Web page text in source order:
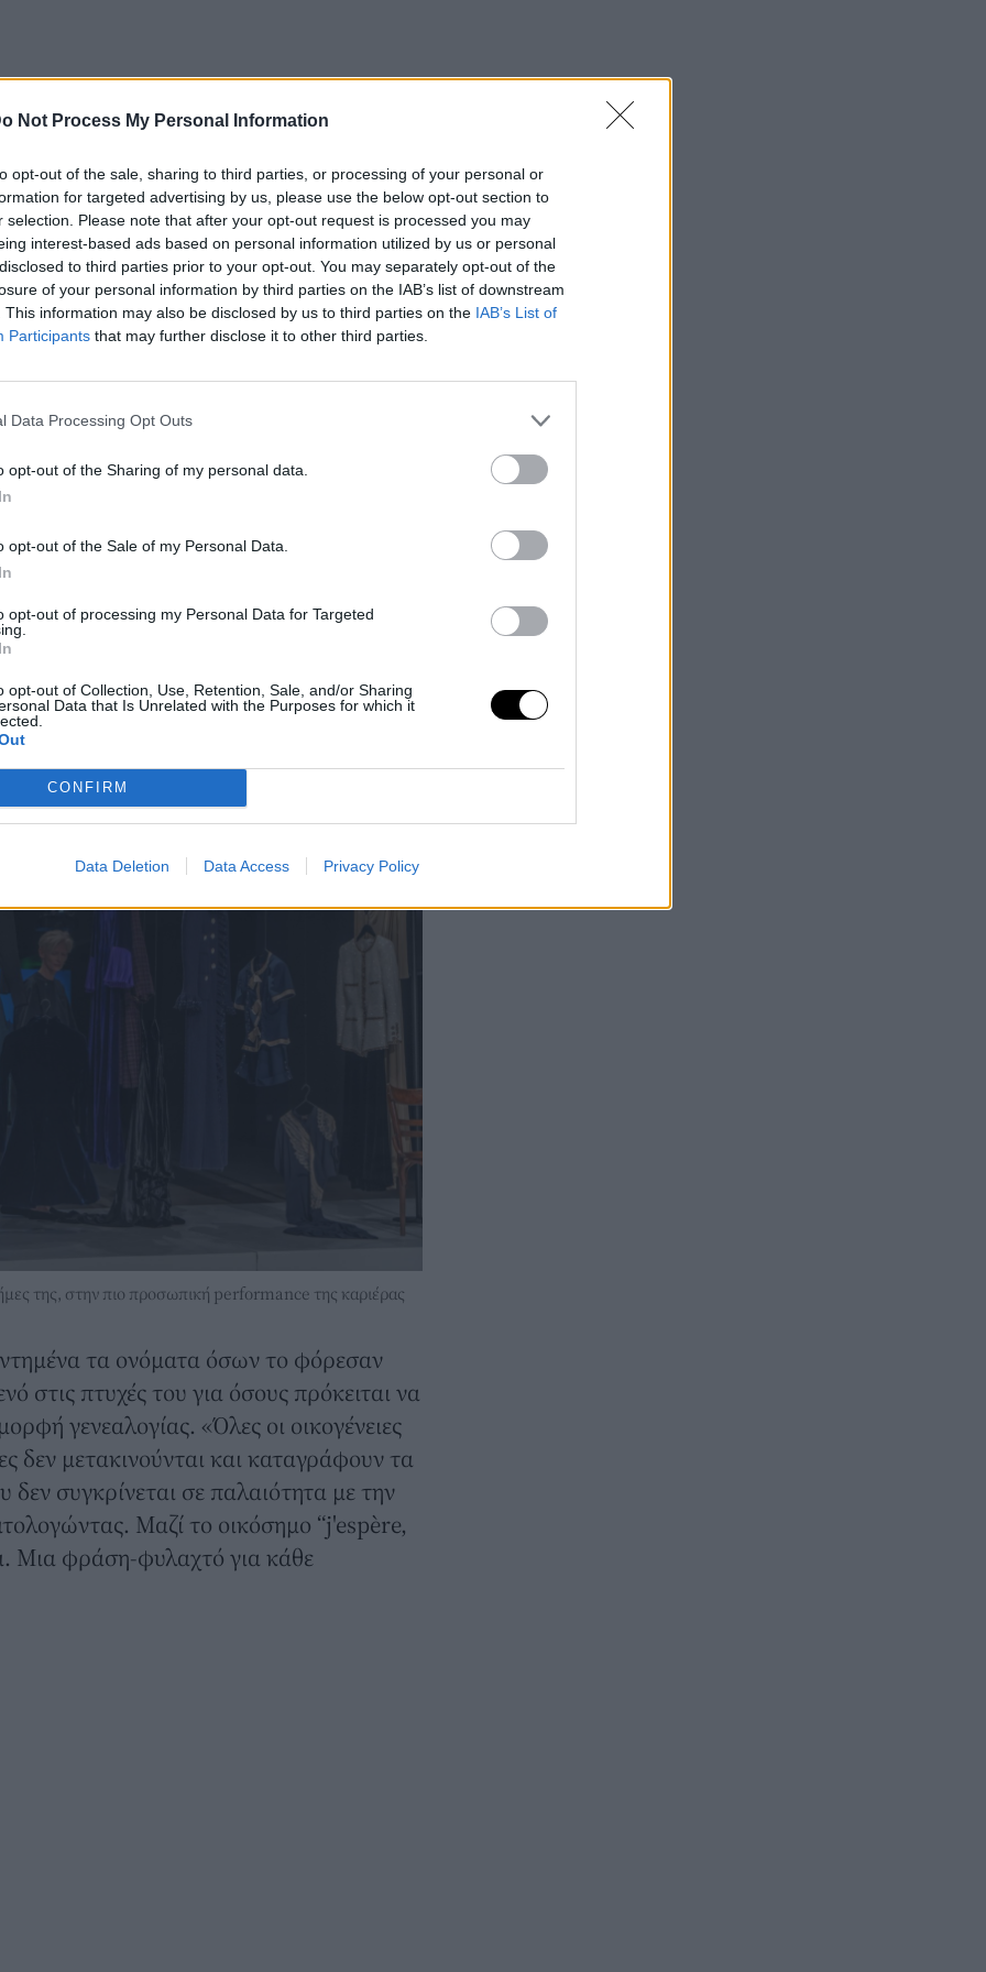
Not Process My Personal Information
opt-out of the sale, sharing to third parties, or processing of your personal or
for targeted advertising by us, please use the below opt-out section to
selection. Please note that after your opt-out request is processed you may
interest-based ads based on personal information utilized by us or personal
to third parties prior to your opt-out. You may separately opt-out of the
of your personal information by third parties on the IAB’s list of downstream
This information may also be disclosed by us to third parties on the IAB’s List of
Participants that may further disclose it to other third parties.
Data Processing Opt Outs
opt-out of the Sharing of my personal data.
opt-out of the Sale of my Personal Data.
opt-out of processing my Personal Data for Targeted
opt-out of Collection, Use, Retention, Sale, and/or Sharing
Data that Is Unrelated with the Purposes for which it
CONFIRM
Data Deletion Data Access Privacy Policy
στο πεδίο της μνήμης, χρωματίζοντας
της ηθοποιού, της μητέρας, της
μουσείου», όπως θα το ήθελε κατά
αυτή την εσωτερική αφήγηση της
μόδας και επιμελητή Olivier Saillard το
τις τόσες διαφορετικές υφές και τα
Διευθετημένα σαν σε
ο Saillard, χωρίς κούκλες, τα ρούχα
τους. Τα «φαντάσματα του
τη ζωή της. Για την αγάπη και την
οι «οι καλύτεροί μας φίλοι όταν
μεταξύ απουσίας και
ίδιος στον κατάλογο της έκθεσης.
της, στην πιο προσωπική performance της καριέρας
τα ονόματα όσων το φόρεσαν
στις πτυχές του για όσους πρόκειται να
γενεαλογίας. «Όλες οι οικογένειες
δεν μετακινούνται και καταγράφουν τα
συγκρίνεται σε παλαιότητα με την
Μαζί το οικόσημο “j'espère,
Μια φράση-φυλαχτό για κάθε